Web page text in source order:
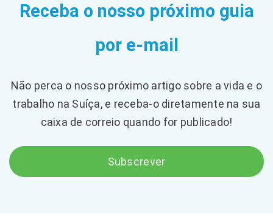
Receba o nosso próximo guia
por e-mail
Não perca o nosso próximo artigo sobre a vida e o
trabalho na Suíça, e receba-o diretamente na sua
caixa de correio quando for publicado!
Subscrever